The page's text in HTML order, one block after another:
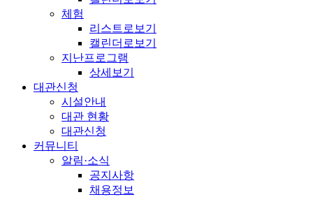
체험
리스트로보기
캘린더로보기
지난프로그램
상세보기
대관신청
시설안내
대관 현황
대관신청
커뮤니티
알림·소식
공지사항
채용정보